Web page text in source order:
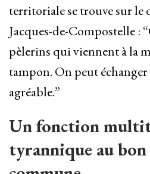
territoriale se trouve sur le
Jacques-de-Compostelle :
pèlerins qui viennent à la
tampon. On peut échanger
agréable.”
Un fonction
tyrannique au